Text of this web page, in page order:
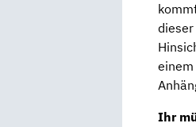
dieser
Ihr